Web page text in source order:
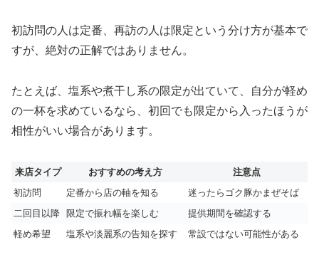
初訪問の人は定番、再訪の人は限定という分け方が基本で
すが、絶対の正解ではありません。
たとえば、塩系や煮干し系の限定が出ていて、自分が軽め
の一杯を求めているなら、初回でも限定から入ったほうが
相性がいい場合があります。
来店タイプ おすすめの考え方
注意点
初訪問
定番から店の軸を知る
迷ったらゴク豚かまぜそば
二回目以降 限定で振れ幅を楽しむ
提供期間を確認する
軽め希望
塩系や淡麗系の告知を探す 常設ではない可能性がある